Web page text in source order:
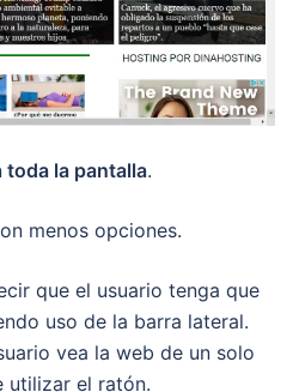
toda la pantalla.
menos opciones.
que el usuario tenga que
uso de la barra lateral.
vea la web de un solo
utilizar el ratón.